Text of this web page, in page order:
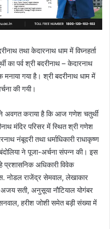
तथा केदारनाथ धाम में विघ्नहर्ता
पर्व श्री बदरीनाथ – केदारनाथ
मनाया गया है। श्री बदरीनाथ धाम में
की‌ गयी।
ने अवगत कराया है कि आज गणेश चतुर्थी
मंदिर परिसर में स्थित श्री गणेश
नंबूदरी तथा धर्माधिकारी राधाकृष्ण
ने पूजा-अर्चना संपन्न की। इस
अधिकारी विवेक
नोडल राजेंद्र सेमवाल, लेखाकार
अजय सती, अनुसूया नौटियाल योगंबर
हरीश जोशी समेत बड़ी संख्या में